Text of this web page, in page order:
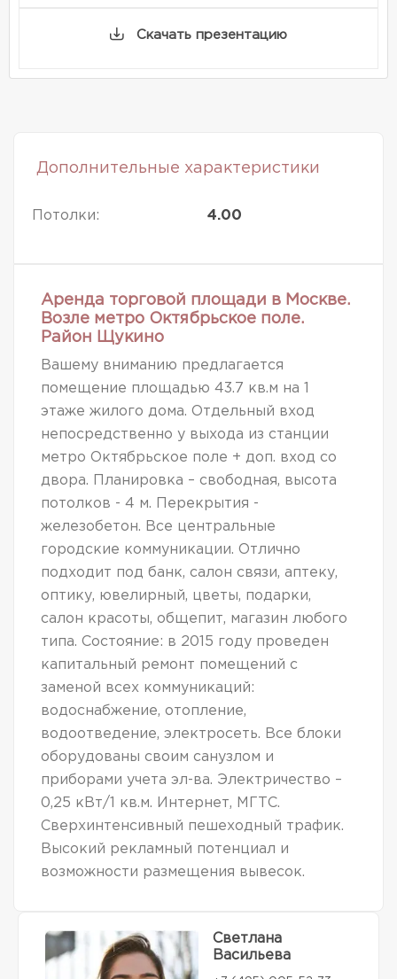
Скачать презентацию
Дополнительные характеристики
Потолки: 4.00
Аренда торговой площади в Москве.
Возле метро Октябрьское поле.
Район Щукино
Вашему вниманию предлагается
помещение площадью 43.7 кв.м на 1
этаже жилого дома. Отдельный вход
непосредственно у выхода из станции
метро Октябрьское поле + доп. вход со
двора. Планировка – свободная, высота
потолков - 4 м. Перекрытия -
железобетон. Все центральные
городские коммуникации. Отлично
подходит под банк, салон связи, аптеку,
оптику, ювелирный, цветы, подарки,
салон красоты, общепит, магазин любого
типа. Состояние: в 2015 году проведен
капитальный ремонт помещений с
заменой всех коммуникаций:
водоснабжение, отопление,
водоотведение, электросеть. Все блоки
оборудованы своим санузлом и
приборами учета эл-ва. Электричество –
0,25 кВт/1 кв.м. Интернет, МГТС.
Сверхинтенсивный пешеходный трафик.
Высокий рекламный потенциал и
возможности размещения вывесок.
Светлана
Васильева